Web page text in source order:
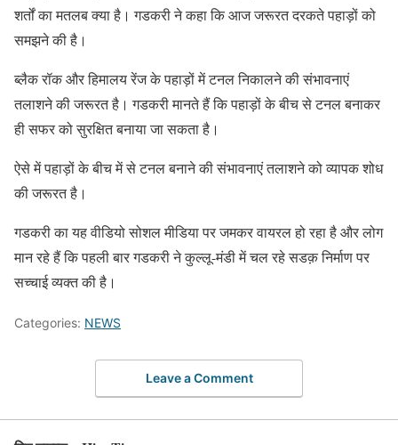
शर्तों का मतलब क्या है। गडकरी ने कहा कि आज जरूरत दरकते पहाड़ों को
समझने की है।
ब्लैक रॉक और हिमालय रेंज के पहाड़ों में टनल निकालने की संभावनाएं
तलाशने की जरूरत है। गडकरी मानते हैं कि पहाड़ों के बीच से टनल बनाकर
ही सफर को सुरक्षित बनाया जा सकता है।
ऐसे में पहाड़ों के बीच में से टनल बनाने की संभावनाएं तलाशने को व्यापक शोध
की जरूरत है।
गडकरी का यह वीडियो सोशल मीडिया पर जमकर वायरल हो रहा है और लोग
मान रहे हैं कि पहली बार गडकरी ने कुल्लू-मंडी में चल रहे सडक़ निर्माण पर
सच्चाई व्यक्त की है।
Categories: NEWS
Leave a Comment